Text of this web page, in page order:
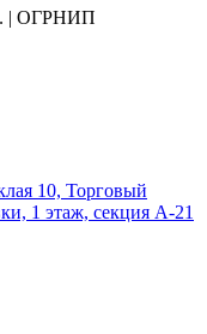
| ОГРНИП
10, Торговый
1 этаж, секция А-21